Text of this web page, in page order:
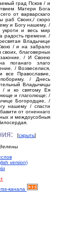
град Псков / и
Матери Бога
от варварскаго
раб Своих,/ скоро
и Богу нашему, /
и весь мир
радость премени. /
Владычице
/ и на забрало
своих, благоверных
/ И Своею
поганаго злаго
/ Возвеселися,
все Православие,
/ Днесь
Владычицы
/ и ко святому Ея
и глаголюще: /
Богородцие, /
нашему / спасти
от огненнаго
и междоусобныя
[скрыть]
version)
канала